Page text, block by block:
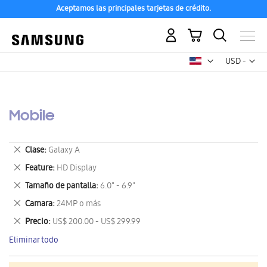
Aceptamos las principales tarjetas de crédito.
USD -
dólar
Mi carrito
Mobile
Clase Galaxy A
Eliminar
este
artículo
Feature HD Display
Eliminar
este
artículo
Tamaño de pantalla 6.0" - 6.9"
Eliminar
este
artículo
Camara 24MP o más
Eliminar
este
artículo
Precio US$ 200.00 - US$ 299.99
Eliminar
este
artículo
Eliminar todo